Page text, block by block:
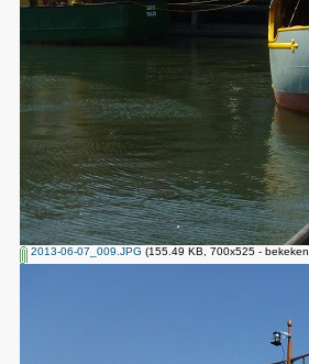
2013-06-07_009.JPG (155.49 KB, 700x525 -